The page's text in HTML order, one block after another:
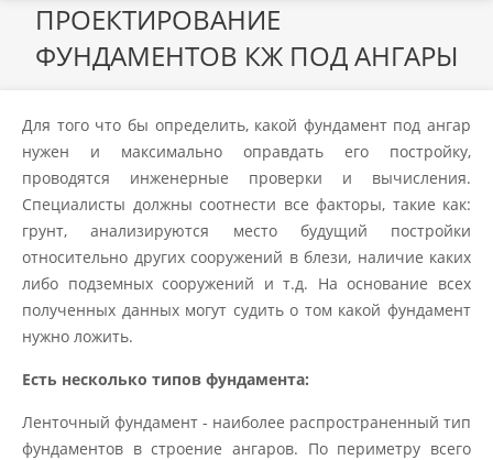
ПРОЕКТИРОВАНИЕ
ФУНДАМЕНТОВ КЖ ПОД АНГАРЫ
Для того что бы определить, какой фундамент под ангар
нужен и максимально оправдать его постройку,
проводятся инженерные проверки и вычисления.
Специалисты должны соотнести все факторы, такие как:
грунт, анализируются место будущий постройки
относительно других сооружений в блези, наличие каких
либо подземных сооружений и т.д. На основание всех
полученных данных могут судить о том какой фундамент
нужно ложить.
Есть несколько типов фундамента:
Ленточный фундамент - наиболее распространенный тип
фундаментов в строение ангаров. По периметру всего